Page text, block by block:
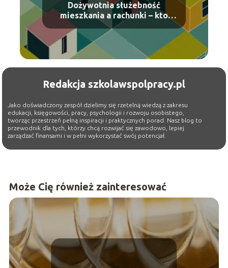
Dożywotnia służebność
mieszkania a rachunki – kto
ponosi opłaty?
Redakcja szkolawspolpracy.pl
Jako doświadczony zespół dzielimy się rzetelną wiedzą z zakresu
edukacji, księgowości, pracy, psychologii i rozwoju osobistego,
tworząc przestrzeń pełną inspiracji i praktycznych porad. Nasz blog to
przewodnik dla tych, którzy chcą rozwijać się zawodowo, lepiej
zarządzać finansami i w pełni wykorzystać swój potencjał.
Może Cię również zainteresować